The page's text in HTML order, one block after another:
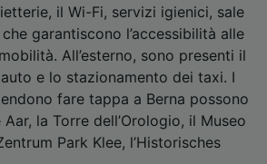
il Wi-Fi, servizi igienici, sale
garantiscono l’accessibilità alle
All’esterno, sono presenti il
e lo stazionamento dei taxi. I
fare tappa a Berna possono
la Torre dell’Orologio, il Museo
Park Klee, l’Historisches